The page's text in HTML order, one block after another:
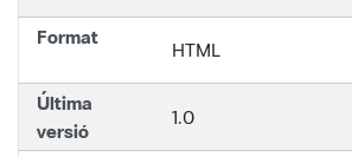
Format
HTML
Última
versió
1.0